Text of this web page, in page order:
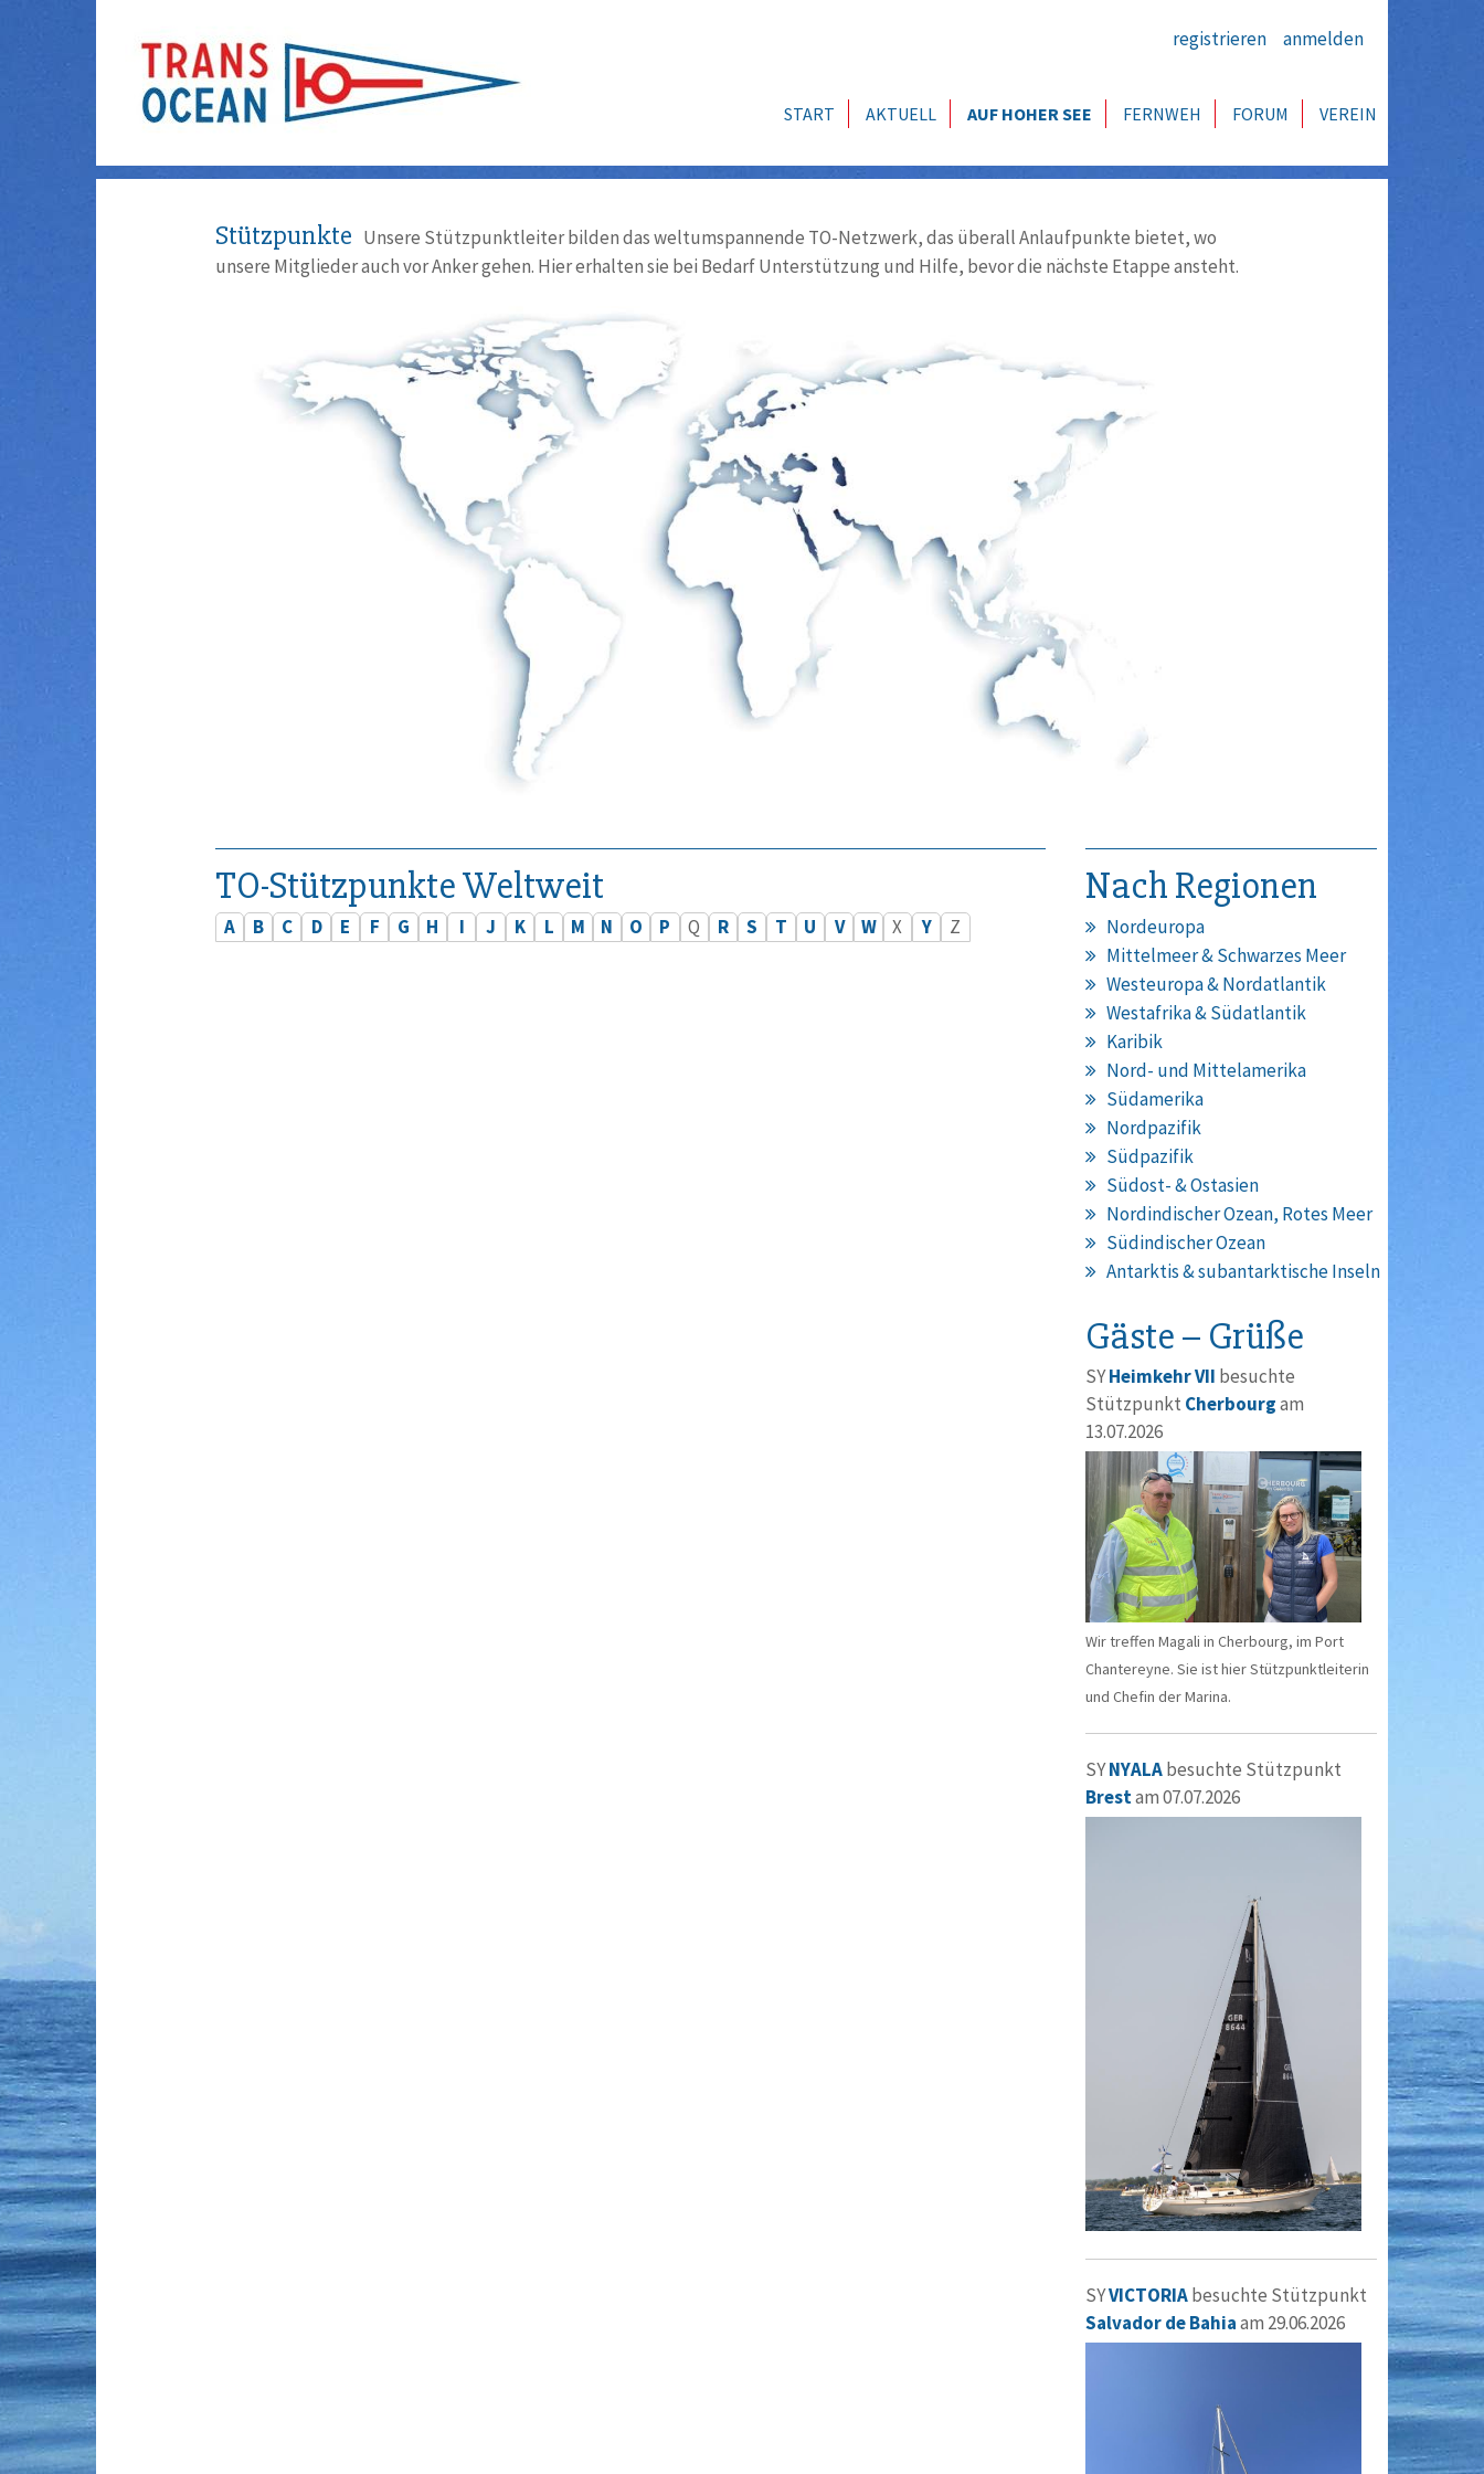
registrieren anmelden
START AKTUELL AUF HOHER SEE FERNWEH FORUM VEREIN
Stützpunkte Unsere Stützpunktleiter bilden das weltumspannende TO-Netzwerk, das überall Anlaufpunkte bietet, wo
unsere Mitglieder auch vor Anker gehen. Hier erhalten sie bei Bedarf Unterstützung und Hilfe, bevor die nächste Etappe ansteht.
TO-Stützpunkte Weltweit
A B C D E F G H I J K L M N O P Q R S T U V W X Y Z
Nach Regionen
Nordeuropa
Mittelmeer & Schwarzes Meer
Westeuropa & Nordatlantik
Westafrika & Südatlantik
Karibik
Nord- und Mittelamerika
Südamerika
Nordpazifik
Südpazifik
Südost- & Ostasien
Nordindischer Ozean, Rotes Meer
Südindischer Ozean
Antarktis & subantarktische Inseln
Gäste – Grüße
SYHeimkehr VII besuchte
Stützpunkt Cherbourgam
13.07.2026
Wir treffen Magali in Cherbourg, im Port
Chantereyne. Sie ist hier Stützpunktleiterin
und Chefin der Marina.
SYNYALAbesuchte Stützpunkt
Brestam 07.07.2026
SYVICTORIAbesuchte Stützpunkt
Salvador de Bahiaam 29.06.2026